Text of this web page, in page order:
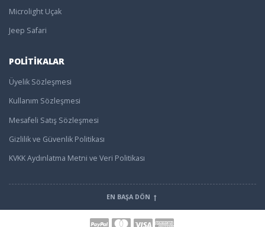
Microlight Uçak
Jeep Safari
POLİTİKALAR
Üyelik Sözleşmesi
Kullanım Sözleşmesi
Mesafeli Satış Sözleşmesi
Gizlilik ve Güvenlik Politikası
KVKK Aydınlatma Metni ve Veri Politikası
EN BAŞA DÖN